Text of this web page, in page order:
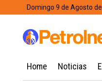
Domingo 9 de Agosto
Home Noticias